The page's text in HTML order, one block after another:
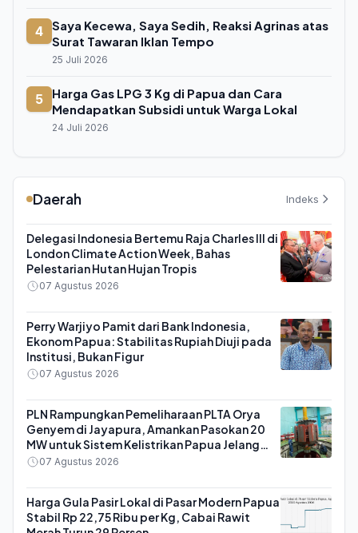
4 Saya Kecewa, Saya Sedih, Reaksi Agrinas atas
Surat Tawaran Iklan Tempo
25 Juli 2026
5
Harga Gas LPG 3 Kg di Papua dan Cara
Mendapatkan Subsidi untuk Warga Lokal
24 Juli 2026
Daerah Indeks
Delegasi Indonesia Bertemu Raja Charles III di
London Climate Action Week, Bahas
Pelestarian Hutan Hujan Tropis
07 Agustus 2026
Perry Warjiyo Pamit dari Bank Indonesia,
Ekonom Papua: Stabilitas Rupiah Diuji pada
Institusi, Bukan Figur
07 Agustus 2026
PLN Rampungkan Pemeliharaan PLTA Orya
Genyem di Jayapura, Amankan Pasokan 20
MW untuk Sistem Kelistrikan Papua Jelang
HUT ke-81 RI
07 Agustus 2026
Harga Gula Pasir Lokal di Pasar Modern Papua
Stabil Rp 22,75 Ribu per Kg, Cabai Rawit